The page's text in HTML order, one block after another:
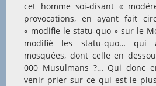
cet homme soi-disant «
provocations, en ayant fait
« modifie le statu-quo » sur le
modifié les statu-quo… qui
mosquées, dont celle en
000 Musulmans ?… Qui donc
venir prier sur ce qui est le